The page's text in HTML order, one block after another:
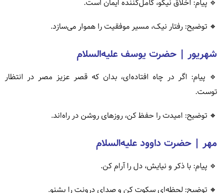
🔹 پیام: اخلاق نیکو، کامل‌کننده ایمان است.
🔸 توضیح: رفتار نیک، مسیر موفقیت را هموار می‌سازد.
شهریور | حضرت یوسف علیه‌السلام
🔹 پیام: اگر در چاه افتاده‌ای، بدان که قصر عزیز مصر در انتظار
توست.
🔸 توضیح: امیدت را حفظ کن، روزهای روشن در راه‌اند.
مهر | حضرت داوود علیه‌السلام
🔹 پیام: با ذکر و نیایش، دل را آرام کن.
🔸 توضیح: لحظه‌ای سکوت کن و صدای درونت را بشنو.